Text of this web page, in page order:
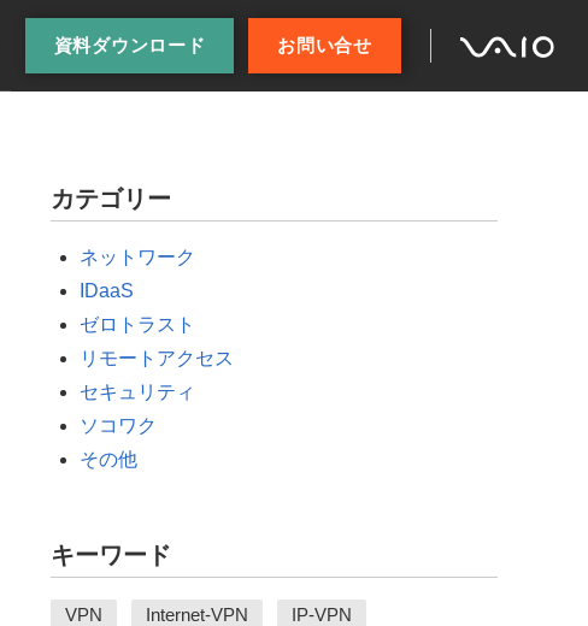
資料ダウンロード お問い合せ
カテゴリー
ネットワーク
IDaaS
ゼロトラスト
リモートアクセス
セキュリティ
ソコワク
その他
キーワード
VPN Internet-VPN IP-VPN